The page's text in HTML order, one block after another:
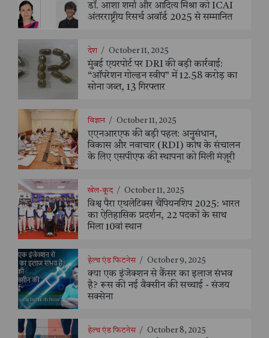
डॉ. आशा शर्मा और आदित्य मिश्रा को ICAI
अंतरराष्ट्रीय रिसर्च अवॉर्ड 2025 से सम्मानित
देश / October 11, 2025
मुंबई एयरपोर्ट पर DRI की बड़ी कार्रवाई:
“ऑपरेशन गोल्डन स्वीप” में 12.58 करोड़ का
सोना जब्त, 13 गिरफ्तार
विज्ञान / October 11, 2025
एएनआरएफ की बड़ी पहल: अनुसंधान,
विकास और नवाचार (RDI) कोष के संचालन
के लिए एसपीएफ की स्थापना को मिली मंज़ूरी
खेल-कूद / October 11, 2025
विश्व पैरा एथलेटिक्स चैंपियनशिप 2025: भारत
का ऐतिहासिक प्रदर्शन, 22 पदकों के साथ
मिला 10वां स्थान
हेल्थ एंड फिटनेस / October 9, 2025
क्या एक इंजेक्शन से कैंसर का इलाज संभव
है? रूस की नई वैक्सीन की सच्चाई - संजय
सक्सेना
हेल्थ एंड फिटनेस / October 8, 2025